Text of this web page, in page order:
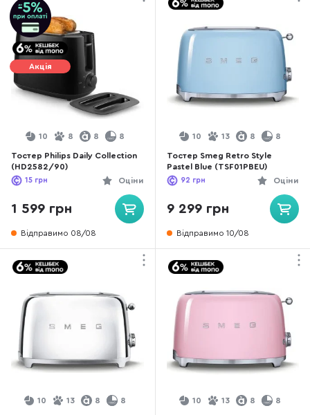
Акція
10 8 8 8
Тостер Philips Daily Collection
(HD2582/90)
Оціни
15 грн
1 599 грн
Відправимо 08/08
10 13 8 8
Тостер Smeg Retro Style
Pastel Blue (TSF01PBEU)
Оціни
92 грн
9 299 грн
Відправимо 10/08
10 13 8 8 10 13 8 8